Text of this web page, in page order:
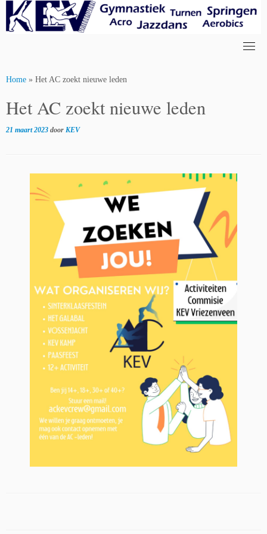
content
Home » Het AC zoekt nieuwe leden
Het AC zoekt nieuwe leden
21 maart 2023 door KEV